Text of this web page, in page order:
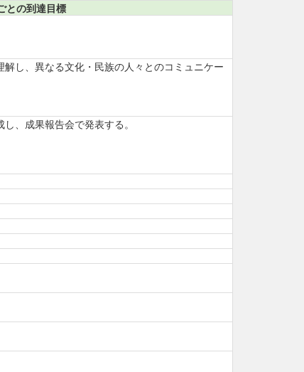
との到達目標
し、異なる文化・民族の人々とのコミュニケー
、成果報告会で発表する。